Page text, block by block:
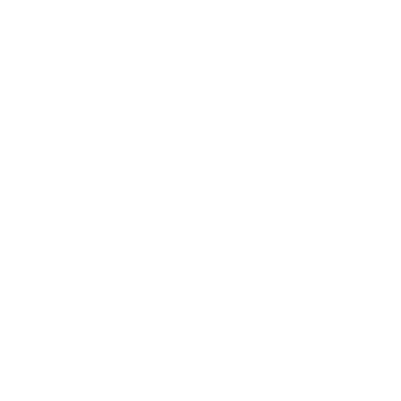
káva, čaj, džus, voda, u oběda a večeře nealkoholické nápoje, pivo,
občerstvení
volejbal.